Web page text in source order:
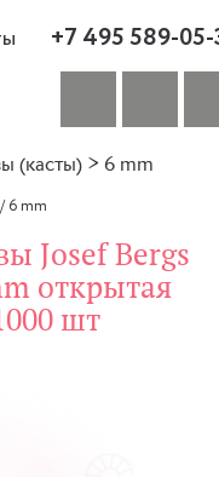
+7 495 589-
(касты) > 6 mm
/6 mm
Josef Bergs
открытая
шт